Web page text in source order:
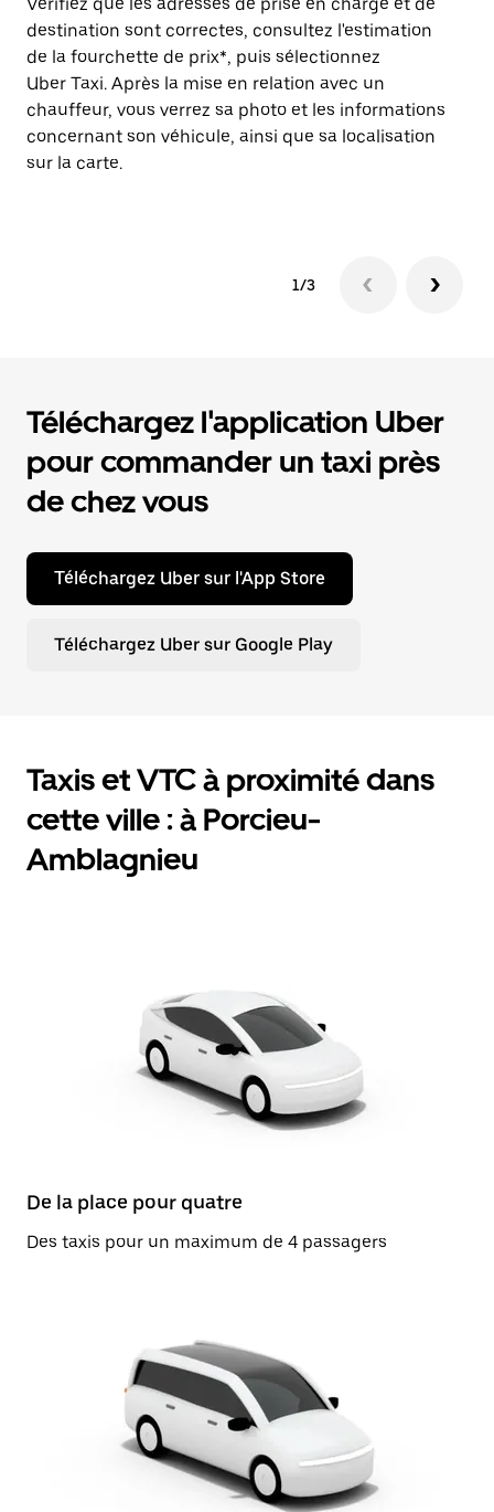
destination sont correctes, consultez l'estimation
de la fourchette de prix*, puis sélectionnez
Uber Taxi. Après la mise en relation avec un
chauffeur, vous verrez sa photo et les informations
concernant son véhicule, ainsi que sa localisation
sur la carte.
1/3
Téléchargez l'application Uber
pour commander un taxi près
de chez vous
Téléchargez Uber sur l'App Store
Téléchargez Uber sur Google Play
Taxis et VTC à proximité dans
cette ville : à Porcieu-
Amblagnieu
De la place pour quatre
Des taxis pour un maximum de 4 passagers